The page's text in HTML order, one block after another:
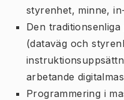
styrenhet, minne,
Den
(dataväg och
arbetande
Programmering i